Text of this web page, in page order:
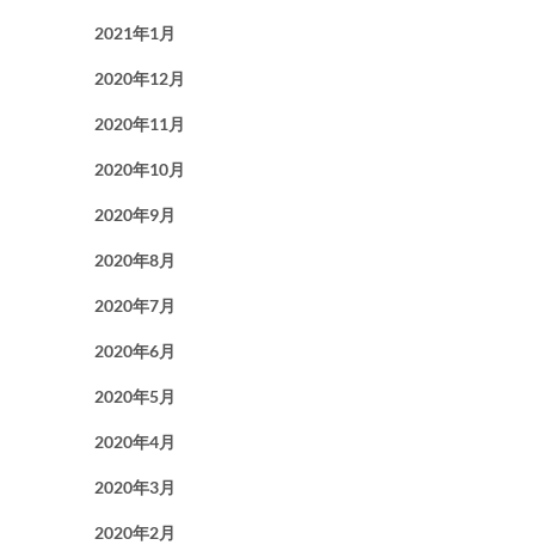
2021年1月
2020年12月
2020年11月
2020年10月
2020年9月
2020年8月
2020年7月
2020年6月
2020年5月
2020年4月
2020年3月
2020年2月